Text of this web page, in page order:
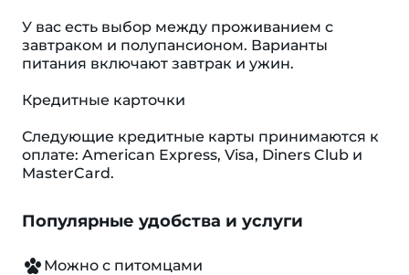
У вас есть выбор между проживанием с
завтраком и полупансионом. Варианты
питания включают завтрак и ужин.
Кредитные карточки
Следующие кредитные карты принимаются к
оплате: American Express, Visa, Diners Club и
MasterCard.
Популярные удобства и услуги
Можно с питомцами